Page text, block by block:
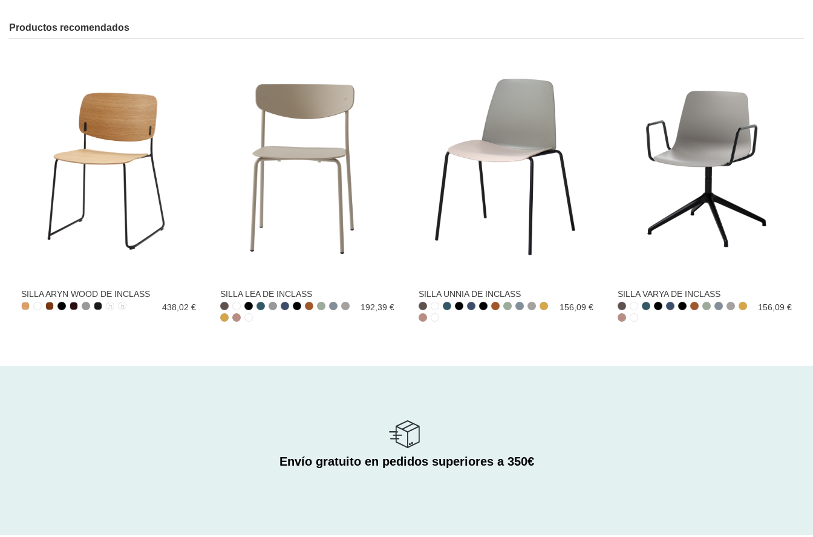
Productos recomendados
SILLA ARYN WOOD DE INCLASS
438,02 €
SILLA LEA DE INCLASS
192,39 €
SILLA UNNIA DE INCLASS
156,09 €
SILLA VARYA DE INCLASS
156,09 €
Envío gratuito en pedidos superiores a 350€